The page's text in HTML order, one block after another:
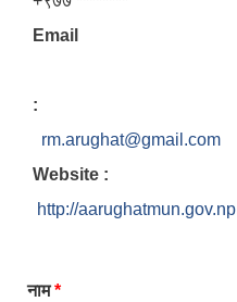
Email
:
rm.arughat@gmail.com
Website :
http://aarughatmun.gov.np
नाम*